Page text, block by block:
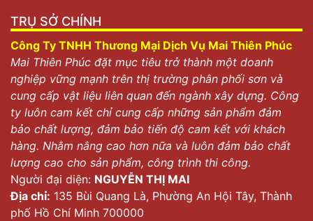
TRỤ SỞ CHÍNH
Công Ty TNHH Thương Mại Dịch Vụ Mai Thiên Phúc
Mai Thiên Phúc đặt mục tiêu trở thành một doanh
nghiệp vững mạnh trên thị trường phân phối sơn và
cung cấp vật liệu liên quan đến ngành xây dựng. Công
ty luôn cam kết chỉ cung cấp những sản phẩm đảm
bảo chất lượng, đảm bảo tiến độ cam kết với khách
hàng. Nhằm nâng cao hơn nữa và luôn đảm bảo chất
lượng cao cho sản phẩm, công trình thi công.
Người đại diện: NGUYỄN THỊ MAI
Địa chỉ: 135 Bùi Quang Là, Phường An Hội Tây, Thành
phố Hồ Chí Minh 700000